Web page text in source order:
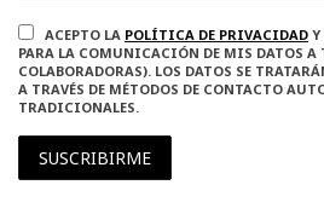
ACEPTO LA POLÍTICA DE PRIVACIDAD
PARA LA COMUNICACIÓN DE MIS DATOS A
COLABORADORAS). LOS DATOS SE
A TRAVÉS DE MÉTODOS DE CONTACTO
TRADICIONALES.
SUSCRIBIRME